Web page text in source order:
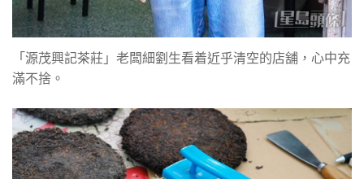
「源茂興記茶莊」老闆細劉生看着近乎清空的店舖，心中充
滿不捨。